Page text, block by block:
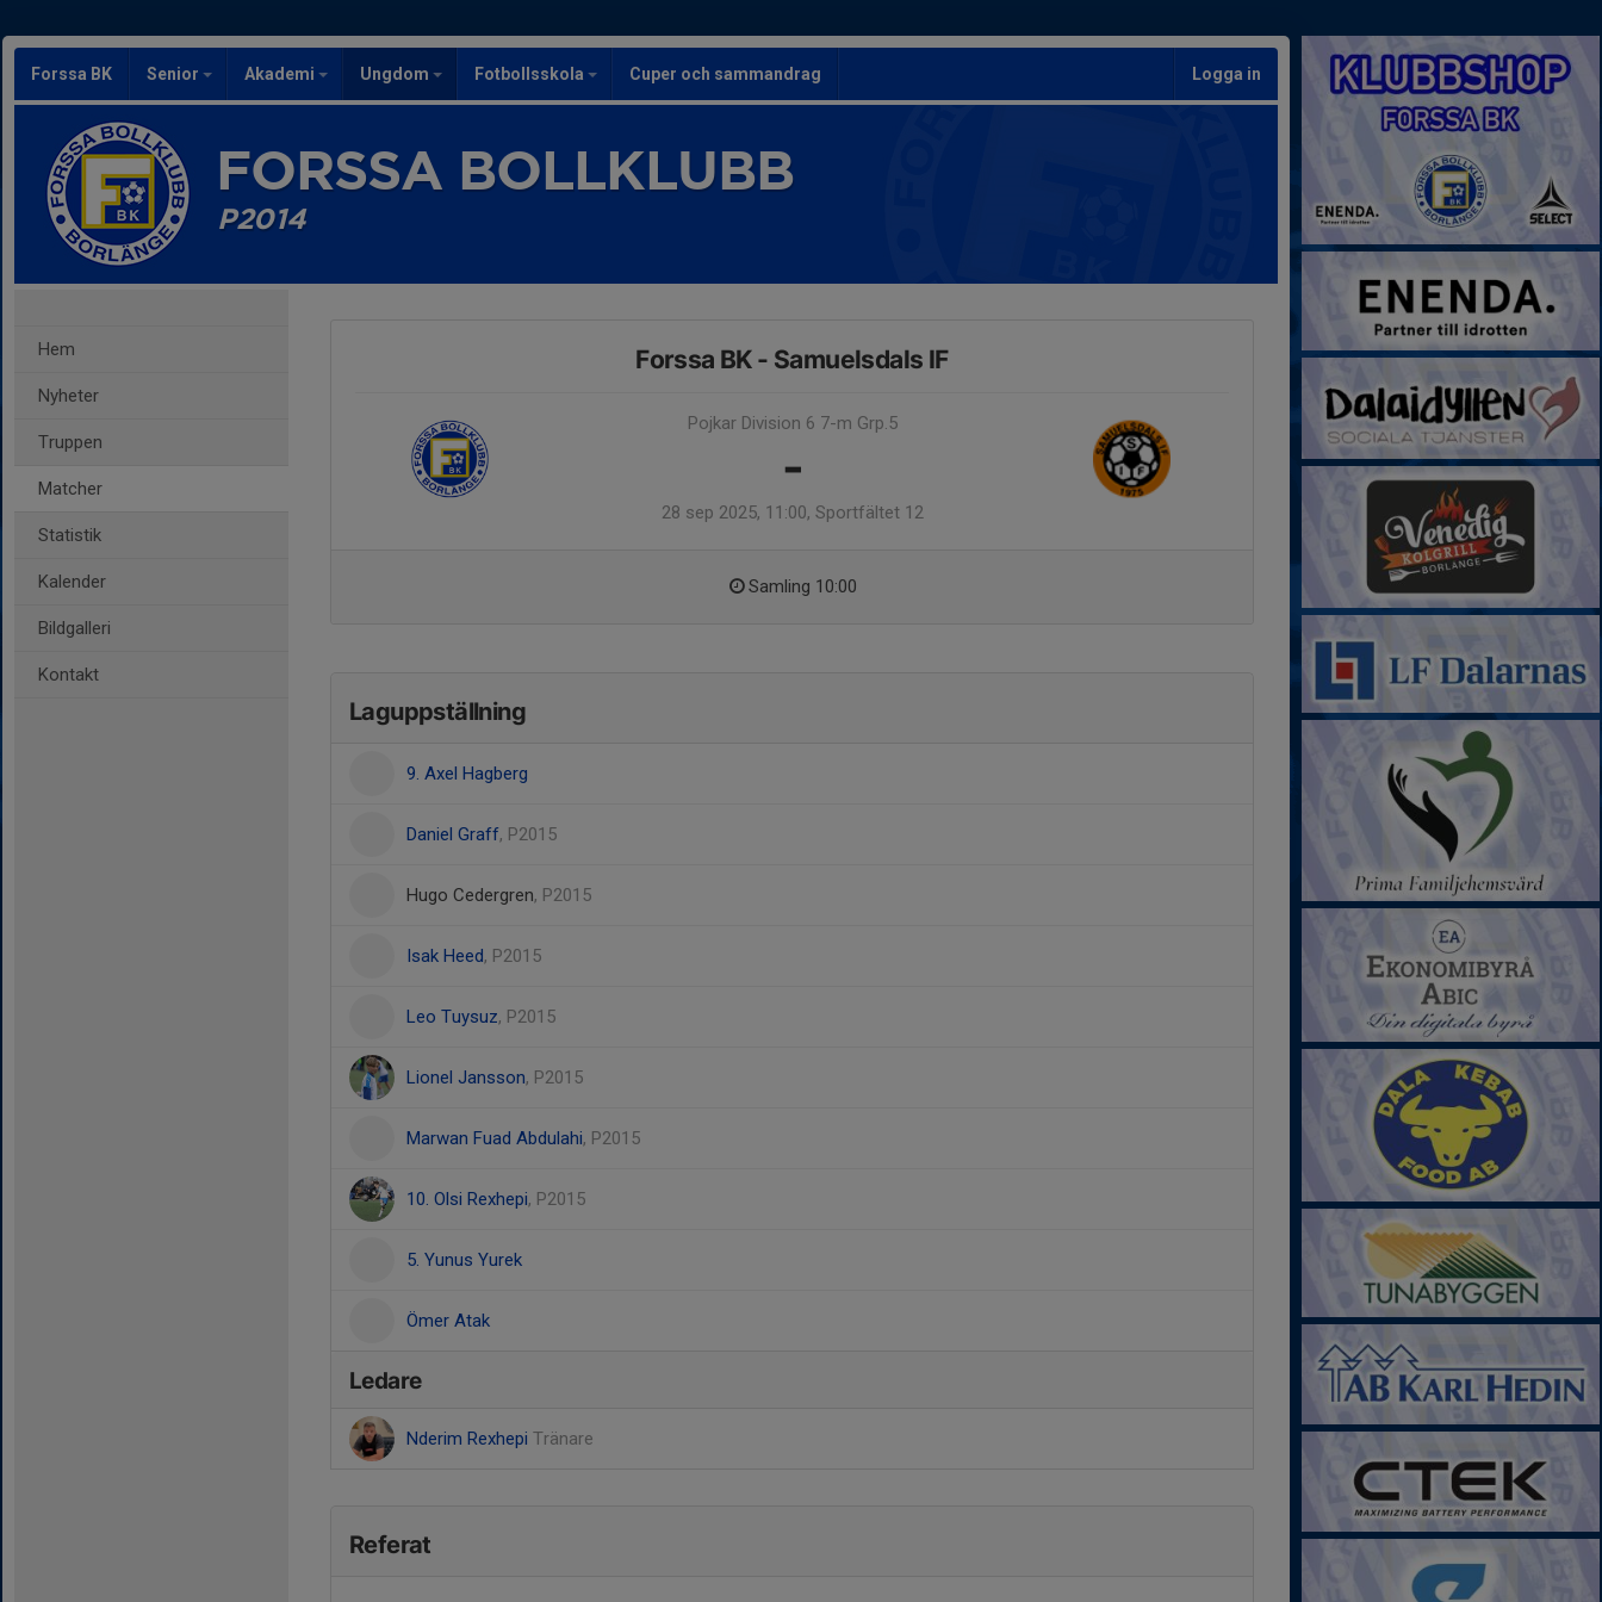
Forssa BK Senior Akademi Ungdom Fotbollsskola Cuper och sammandrag Logga in
FORSSA BOLLKLUBB
P2014
Hem
Nyheter
Truppen
Matcher
Statistik
Kalender
Bildgalleri
Kontakt
Forssa BK - Samuelsdals IF
Pojkar Division 6 7-m Grp.5
-
28 sep 2025, 11:00, Sportfältet 12
Samling 10:00
Laguppställning
9. Axel Hagberg
Daniel Graff, P2015
Hugo Cedergren, P2015
Isak Heed, P2015
Leo Tuysuz, P2015
Lionel Jansson, P2015
Marwan Fuad Abdulahi, P2015
10. Olsi Rexhepi, P2015
5. Yunus Yurek
Ömer Atak
Ledare
Nderim Rexhepi Tränare
Referat